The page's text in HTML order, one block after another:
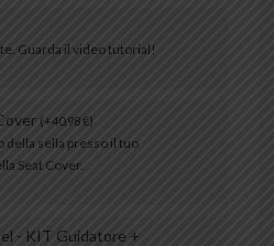
Guarda il video tutorial!
(+40,98€)
sella presso il tuo
Seat Cover.
- KIT Guidatore +